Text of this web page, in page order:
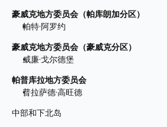
豪威克地方委员会（帕库朗加分区）
帕特·阿罗约
豪威克地方委员会（豪威克分区）
威廉·戈尔德堡
帕普库拉地方委员会
普拉萨德·高旺德
中部和下北岛